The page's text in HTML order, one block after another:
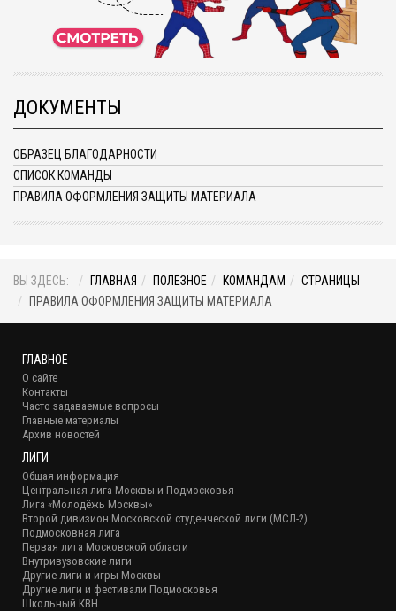
ДОКУМЕНТЫ
ОБРАЗЕЦ БЛАГОДАРНОСТИ
СПИСОК КОМАНДЫ
ПРАВИЛА ОФОРМЛЕНИЯ ЗАЩИТЫ МАТЕРИАЛА
ВЫ ЗДЕСЬ: ГЛАВНАЯ ПОЛЕЗНОЕ КОМАНДАМ
СТРАНИЦЫ
ПРАВИЛА ОФОРМЛЕНИЯ ЗАЩИТЫ МАТЕРИАЛА
ГЛАВНОЕ
О сайте
Контакты
Часто задаваемые вопросы
Главные материалы
Архив новостей
ЛИГИ
Общая информация
Центральная лига Москвы и Подмосковья
Лига «Молодёжь Москвы»
Второй дивизион Московской студенческой лиги (МСЛ-2)
Подмосковная лига
Первая лига Московской области
Внутривузовские лиги
Другие лиги и игры Москвы
Другие лиги и фестивали Подмосковья
Школьный КВН